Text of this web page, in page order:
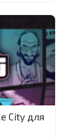
City для